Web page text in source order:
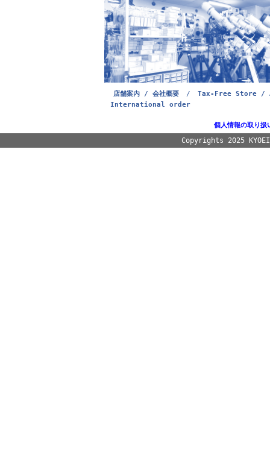
店舗案内 / 会社概要 /
Tax-Free Store /
International order
個人情報の取り扱
Copyrights 2025